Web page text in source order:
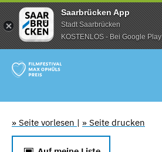
Saarbrücken App
Stadt Saarbrücken
KOSTENLOS - Bei Google Play
» Seite vorlesen | » Seite drucken